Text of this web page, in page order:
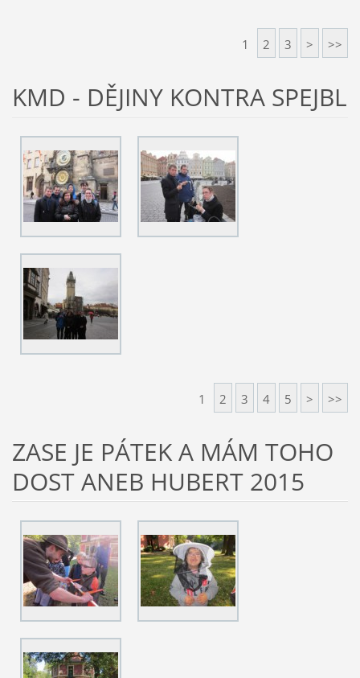
1 2 3 > >>
KMD - DĚJINY KONTRA SPEJBL
1 2 3 4 5 > >>
ZASE JE PÁTEK A MÁM TOHO
DOST ANEB HUBERT 2015